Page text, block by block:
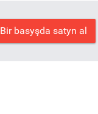
Bir basyşda satyn al